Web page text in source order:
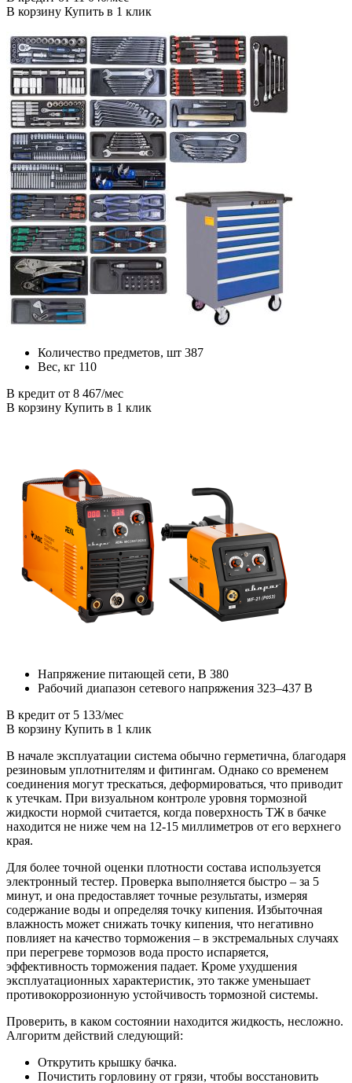
В корзину Купить в 1 клик
Количество предметов, шт 387
Вес, кг 110
В кредит от 8 467/мес
В корзину Купить в 1 клик
Напряжение питающей сети, В 380
Рабочий диапазон сетевого напряжения 323–437 В
В кредит от 5 133/мес
В корзину Купить в 1 клик
В начале эксплуатации система обычно герметична, благодаря
резиновым уплотнителям и фитингам. Однако со временем
соединения могут трескаться, деформироваться, что приводит
к утечкам. При визуальном контроле уровня тормозной
жидкости нормой считается, когда поверхность ТЖ в бачке
находится не ниже чем на 12-15 миллиметров от его верхнего
края.
Для более точной оценки плотности состава используется
электронный тестер. Проверка выполняется быстро – за 5
минут, и она предоставляет точные результаты, измеряя
содержание воды и определяя точку кипения. Избыточная
влажность может снижать точку кипения, что негативно
повлияет на качество торможения – в экстремальных случаях
при перегреве тормозов вода просто испаряется,
эффективность торможения падает. Кроме ухудшения
эксплуатационных характеристик, это также уменьшает
противокоррозионную устойчивость тормозной системы.
Проверить, в каком состоянии находится жидкость, несложно.
Алгоритм действий следующий:
Открутить крышку бачка.
Почистить горловину от грязи, чтобы восстановить